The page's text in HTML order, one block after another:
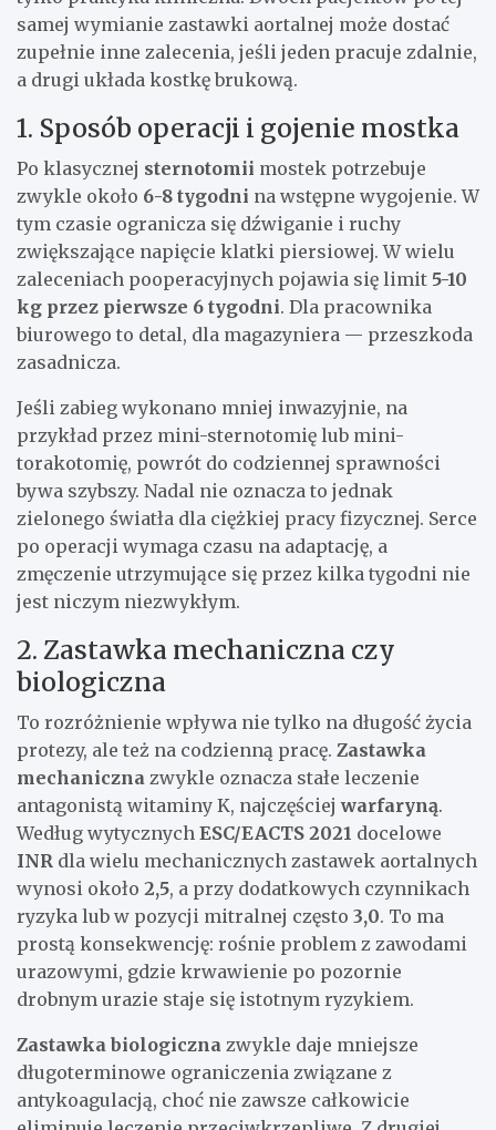
samej wymianie zastawki aortalnej może dostać
zupełnie inne zalecenia, jeśli jeden pracuje zdalnie,
a drugi układa kostkę brukową.
1. Sposób operacji i gojenie mostka
Po klasycznej sternotomii mostek potrzebuje
zwykle około 6-8 tygodni na wstępne wygojenie. W
tym czasie ogranicza się dźwiganie i ruchy
zwiększające napięcie klatki piersiowej. W wielu
zaleceniach pooperacyjnych pojawia się limit 5-10
kg przez pierwsze 6 tygodni. Dla pracownika
biurowego to detal, dla magazyniera — przeszkoda
zasadnicza.
Jeśli zabieg wykonano mniej inwazyjnie, na
przykład przez mini-sternotomię lub mini-
torakotomię, powrót do codziennej sprawności
bywa szybszy. Nadal nie oznacza to jednak
zielonego światła dla ciężkiej pracy fizycznej. Serce
po operacji wymaga czasu na adaptację, a
zmęczenie utrzymujące się przez kilka tygodni nie
jest niczym niezwykłym.
2. Zastawka mechaniczna czy
biologiczna
To rozróżnienie wpływa nie tylko na długość życia
protezy, ale też na codzienną pracę. Zastawka
mechaniczna zwykle oznacza stałe leczenie
antagonistą witaminy K, najczęściejwarfaryną.
Według wytycznych ESC/EACTS 2021 docelowe
INR dla wielu mechanicznych zastawek aortalnych
wynosi około 2,5, a przy dodatkowych czynnikach
ryzyka lub w pozycji mitralnej często 3,0. To ma
prostą konsekwencję: rośnie problem z zawodami
urazowymi, gdzie krwawienie po pozornie
drobnym urazie staje się istotnym ryzykiem.
Zastawka biologiczna zwykle daje mniejsze
długoterminowe ograniczenia związane z
antykoagulacją, choć nie zawsze całkowicie